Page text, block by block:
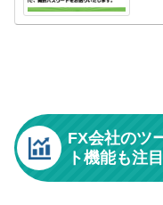
FX会社のツ
ト機能も注目